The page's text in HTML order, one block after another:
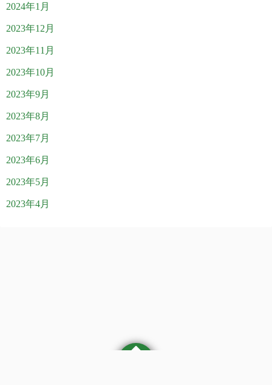
2024年1月
2023年12月
2023年11月
2023年10月
2023年9月
2023年8月
2023年7月
2023年6月
2023年5月
2023年4月